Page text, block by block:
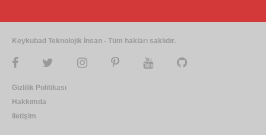
Keykubad Teknolojik İnsan - Tüm hakları saklıdır.
Gizlilik Politikası
Hakkımda
iletişim